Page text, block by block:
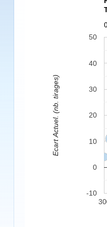
-10
0
10
20
30
40
50
Ecart Actuel. (nb. tirages)